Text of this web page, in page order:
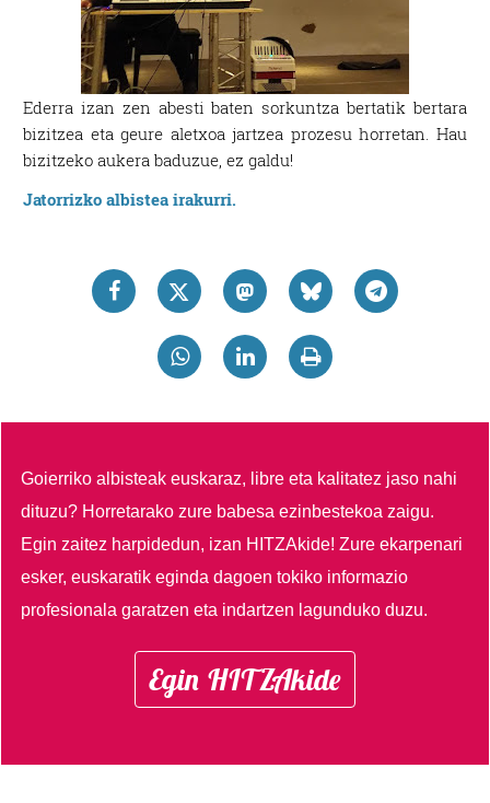
Ederra izan zen abesti baten sorkuntza bertatik bertara
bizitzea eta geure aletxoa jartzea prozesu horretan. Hau
bizitzeko aukera baduzue, ez galdu!
Jatorrizko albistea irakurri.
Goierriko albisteak euskaraz, libre eta kalitatez jaso nahi
dituzu? Horretarako zure babesa ezinbestekoa zaigu.
Egin zaitez harpidedun, izan HITZAkide!Zure ekarpenari
esker, euskaratik eginda dagoen tokiko informazio
profesionala garatzen eta indartzen lagunduko duzu.
Egin HITZAkide